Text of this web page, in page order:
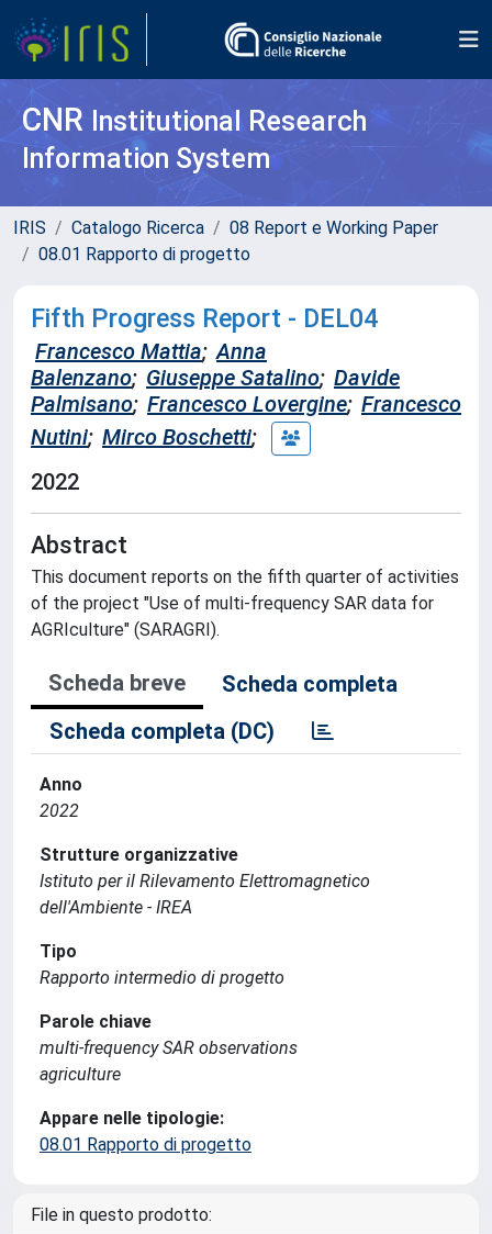
CNR Institutional Research
Information System
IRIS Catalogo Ricerca
08 Report e Working Paper
08.01 Rapporto di progetto
Fifth Progress Report - DEL04
Francesco Mattia; Anna
Balenzano; Giuseppe Satalino; Davide
Palmisano; Francesco Lovergine; Francesco
Nutini; Mirco Boschetti;
2022
Abstract
This document reports on the fifth quarter of activities
of the project "Use of multi-frequency SAR data for
AGRIculture" (SARAGRI).
Scheda breve
Scheda completa
Scheda completa (DC)
Anno
2022
Strutture organizzative
Istituto per il Rilevamento Elettromagnetico
dell'Ambiente - IREA
Tipo
Rapporto intermedio di progetto
Parole chiave
multi-frequency SAR observations
agriculture
Appare nelle tipologie:
08.01 Rapporto di progetto
File in questo prodotto: